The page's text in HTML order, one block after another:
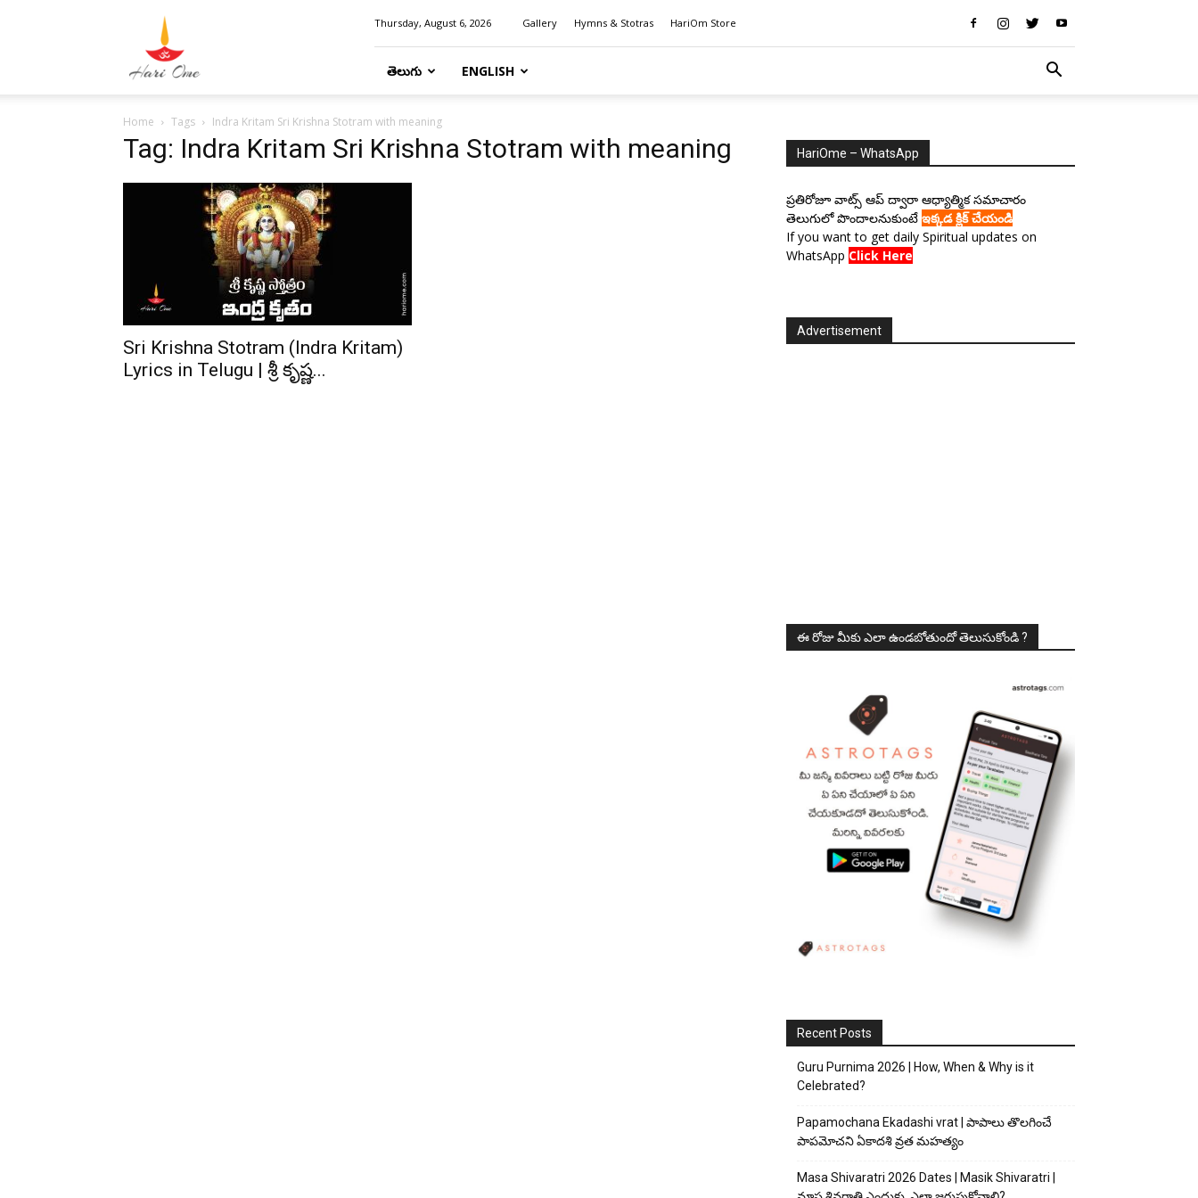
Thursday, August 6, 2026 Gallery Hymns & Stotras HariOm Store
తెలుగు ENGLISH
Home Tags Indra Kritam Sri Krishna Stotram with meaning
Tag: Indra Kritam Sri Krishna Stotram with meaning
Sri Krishna Stotram (Indra Kritam)
Lyrics in Telugu | శ్రీ కృష్ణ...
HariOme – WhatsApp
ప్రతిరోజూ వాట్స్ ఆప్ ద్వారా ఆధ్యాత్మిక సమాచారం
తెలుగులో పొందాలనుకుంటే ఇక్కడ క్లిక్ చేయండి
If you want to get daily Spiritual updates on
WhatsApp Click Here
Advertisement
ఈ రోజు మీకు ఎలా ఉండబోతుందో తెలుసుకోండి ?
Recent Posts
Guru Purnima 2026 | How, When & Why is it
Celebrated?
Papamochana Ekadashi vrat | పాపాలు తొలగించే
పాపమోచని ఏకాదశి వ్రత మహత్యం
Masa Shivaratri 2026 Dates | Masik Shivaratri |